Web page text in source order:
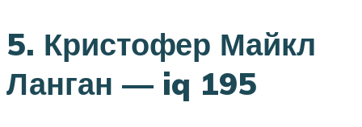
5. Кристофер Майкл
Ланган — iq 195